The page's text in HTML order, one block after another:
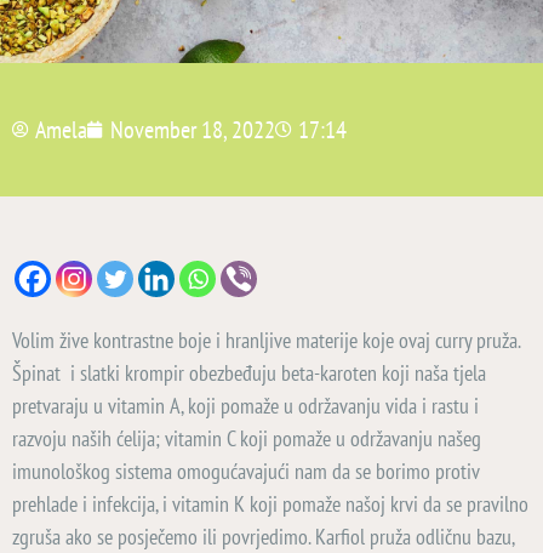
Amela November 18, 2022 17:14
Volim žive kontrastne boje i hranljive materije koje ovaj curry pruža.
Špinat i slatki krompir obezbeđuju beta-karoten koji naša tjela
pretvaraju u vitamin A, koji pomaže u održavanju vida i rastu i
razvoju naših ćelija; vitamin C koji pomaže u održavanju našeg
imunološkog sistema omogućavajući nam da se borimo protiv
prehlade i infekcija, i vitamin K koji pomaže našoj krvi da se pravilno
zgruša ako se posječemo ili povrjedimo. Karfiol pruža odličnu bazu,